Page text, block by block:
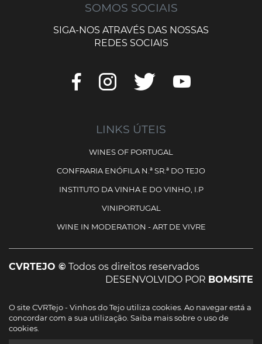
SOMOS SOCIAIS
SIGA-NOS ATRAVÉS DAS NOSSAS
REDES SOCIAIS
LINKS ÚTEIS
WINES OF PORTUGAL
CONFRARIA ENÓFILA N.ª SR.ª DO TEJO
INSTITUTO DA VINHA E DO VINHO, I.P
VINIPORTUGAL
WINE IN MODERATION - ART DE VIVRE
CVRTEJO © Todos os direitos reservados
DESENVOLVIDO POR BOMSITE
Cofinanciado por:
O site CVRTejo - Vinhos do Tejo utiliza cookies. Ao navegar está a
concordar com a sua utilização. Saiba mais sobre o uso de
cookies.